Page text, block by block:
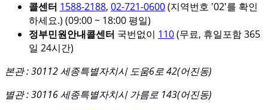
콜센터 1588-2188, 02-721-0600(지역번호 '02'를 확인
하세요.) (09:00 ~ 18:00 평일)
정부민원안내콜센터 국번없이 110(무료, 휴일포함 365
일 24시간)
본관 : 30112 세종특별자치시 도움6로 42(어진동)
별관 : 30116 세종특별자치시 가름로 143(어진동)